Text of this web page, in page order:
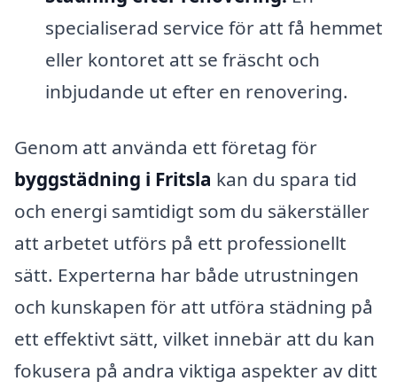
specialiserad service för att få hemmet
eller kontoret att se fräscht och
inbjudande ut efter en renovering.
Genom att använda ett företag för
byggstädning i Fritsla kan du spara tid
och energi samtidigt som du säkerställer
att arbetet utförs på ett professionellt
sätt. Experterna har både utrustningen
och kunskapen för att utföra städning på
ett effektivt sätt, vilket innebär att du kan
fokusera på andra viktiga aspekter av ditt